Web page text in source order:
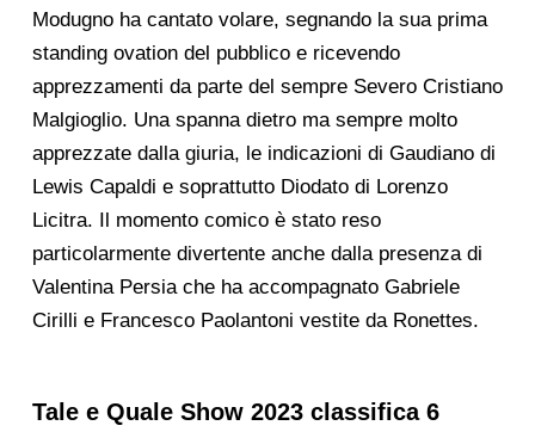
Modugno ha cantato volare, segnando la sua prima
standing ovation del pubblico e ricevendo
apprezzamenti da parte del sempre Severo Cristiano
Malgioglio. Una spanna dietro ma sempre molto
apprezzate dalla giuria, le indicazioni di Gaudiano di
Lewis Capaldi e soprattutto Diodato di Lorenzo
Licitra. Il momento comico è stato reso
particolarmente divertente anche dalla presenza di
Valentina Persia che ha accompagnato Gabriele
Cirilli e Francesco Paolantoni vestite da Ronettes.
Tale e Quale Show 2023 classifica 6